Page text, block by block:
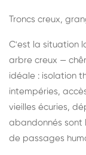
Troncs creux,
C'est la situation
arbre creux —
idéale : isolation
intempéries,
vieilles écuries,
abandonnés sont
de passages